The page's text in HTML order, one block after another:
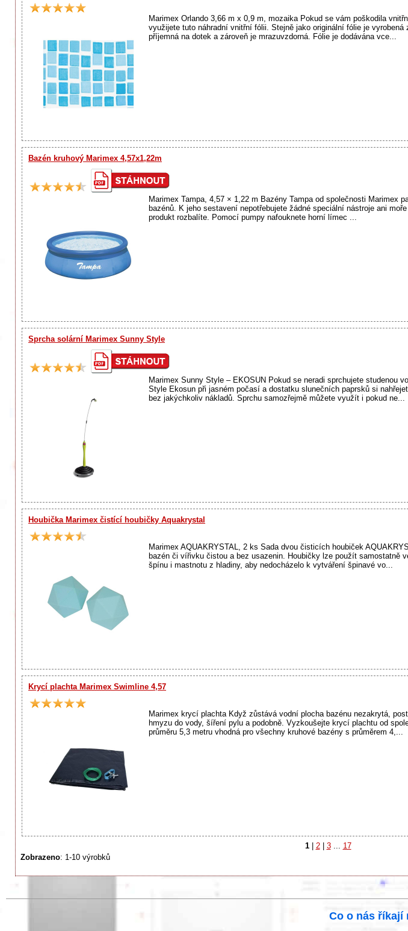
Marimex Orlando 3,66 m x 0,9 m, mozaika Pokud se vám poškodila
využijete tuto náhradní vnitřní fólii. Stejně jako originální fólie je
příjemná na dotek a zároveň je mrazuvzdorná. Fólie je dodávána vce...
Bazén kruhový Marimex 4,57x1,22m
Marimex Tampa, 4,57 × 1,22 m Bazény Tampa od společnosti Marimex
bazénů. K jeho sestavení nepotřebujete žádné speciální nástroje ani
produkt rozbalíte. Pomocí pumpy nafouknete horní límec ...
Sprcha solární Marimex Sunny Style
Marimex Sunny Style – EKOSUN Pokud se neradi sprchujete studenou
Style Ekosun při jasném počasí a dostatku slunečních paprsků si
bez jakýchkoliv nákladů. Sprchu samozřejmě můžete využít i pokud ne...
Houbička Marimex čistící houbičky Aquakrystal
Marimex AQUAKRYSTAL, 2 ks Sada dvou čisticích houbiček
bazén či vířivku čistou a bez usazenin. Houbičky lze použít samostatně
špínu i mastnotu z hladiny, aby nedocházelo k vytváření špinavé vo...
Krycí plachta Marimex Swimline 4,57
Marimex krycí plachta Když zůstává vodní plocha bazénu nezakrytá,
hmyzu do vody, šíření pylu a podobně. Vyzkoušejte krycí plachtu od
průměru 5,3 metru vhodná pro všechny kruhové bazény s průměrem 4,...
1 | 2 | 3
17
Zobrazeno: 1-10 výrobků
Co o nás říkají